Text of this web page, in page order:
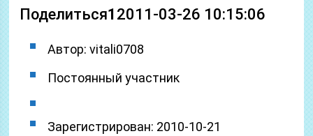
Поделиться1 2011-03-26 10:15:06
Автор: vitali0708
Постоянный участник
Зарегистрирован: 2010-10-21